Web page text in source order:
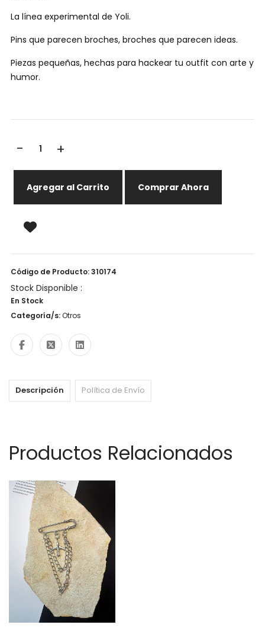
La línea experimental de Yoli.
Pins que parecen broches, broches que parecen ideas.
Piezas pequeñas, hechas para hackear tu outfit con arte y
humor.
- +
Agregar al Carrito Comprar Ahora
Código de Producto: 310174
Stock Disponible :
En Stock
Categoría/s:Otros
Descripción Política de Envío
Productos Relacionados